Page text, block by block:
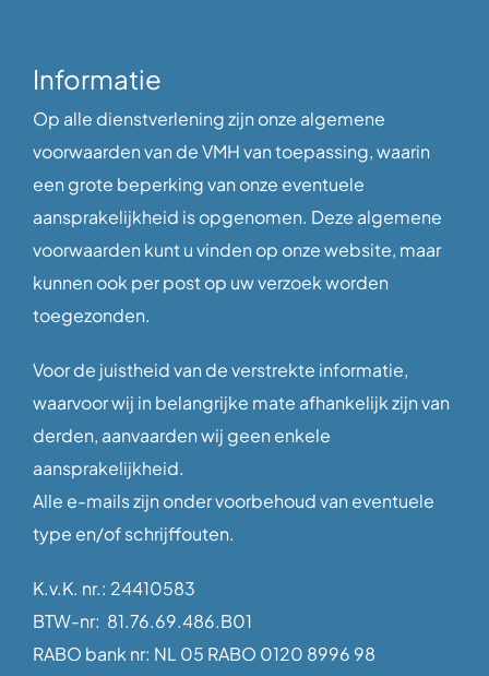
Informatie
Op alle dienstverlening zijn onze algemene
voorwaarden van de VMH van toepassing, waarin
een grote beperking van onze eventuele
aansprakelijkheid is opgenomen. Deze algemene
voorwaarden kunt u vinden op onze website, maar
kunnen ook per post op uw verzoek worden
toegezonden.
Voor de juistheid van de verstrekte informatie,
waarvoor wij in belangrijke mate afhankelijk zijn van
derden, aanvaarden wij geen enkele
aansprakelijkheid.
Alle e-mails zijn onder voorbehoud van eventuele
type en/of schrijffouten.
K.v.K. nr.: 24410583
BTW-nr: 81.76.69.486.B01
RABO bank nr: NL 05 RABO 0120 8996 98